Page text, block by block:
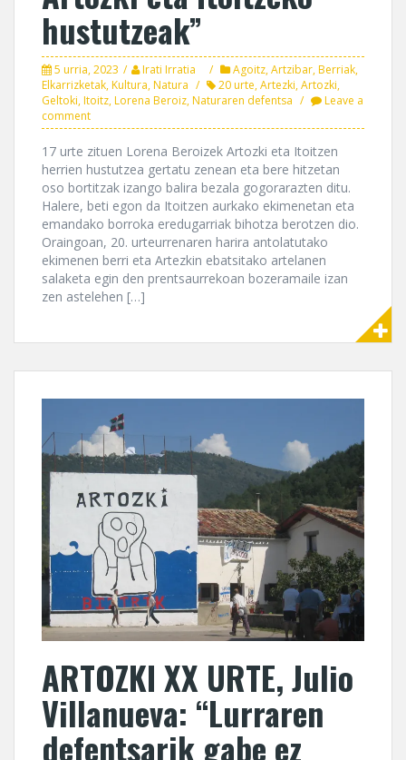
hustutzeak”
5 urria, 2023 Irati Irratia Agoitz,Artzibar,Berriak,
Elkarrizketak,Kultura,Natura 20 urte,Artezki,Artozki,
Geltoki,Itoitz,Lorena Beroiz,Naturaren defentsa
Leave a
comment
17 urte zituen Lorena Beroizek Artozki eta Itoitzen
herrien hustutzea gertatu zenean eta bere hitzetan
oso bortitzak izango balira bezala gogorarazten ditu.
Halere, beti egon da Itoitzen aurkako ekimenetan eta
emandako borroka eredugarriak bihotza berotzen dio.
Oraingoan, 20. urteurrenaren harira antolatutako
ekimenen berri eta Artezkin ebatsitako artelanen
salaketa egin den prentsaurrekoan bozeramaile izan
zen astelehen […]
ARTOZKI XX URTE, Julio
Villanueva: “Lurraren
defentsarik gabe ez